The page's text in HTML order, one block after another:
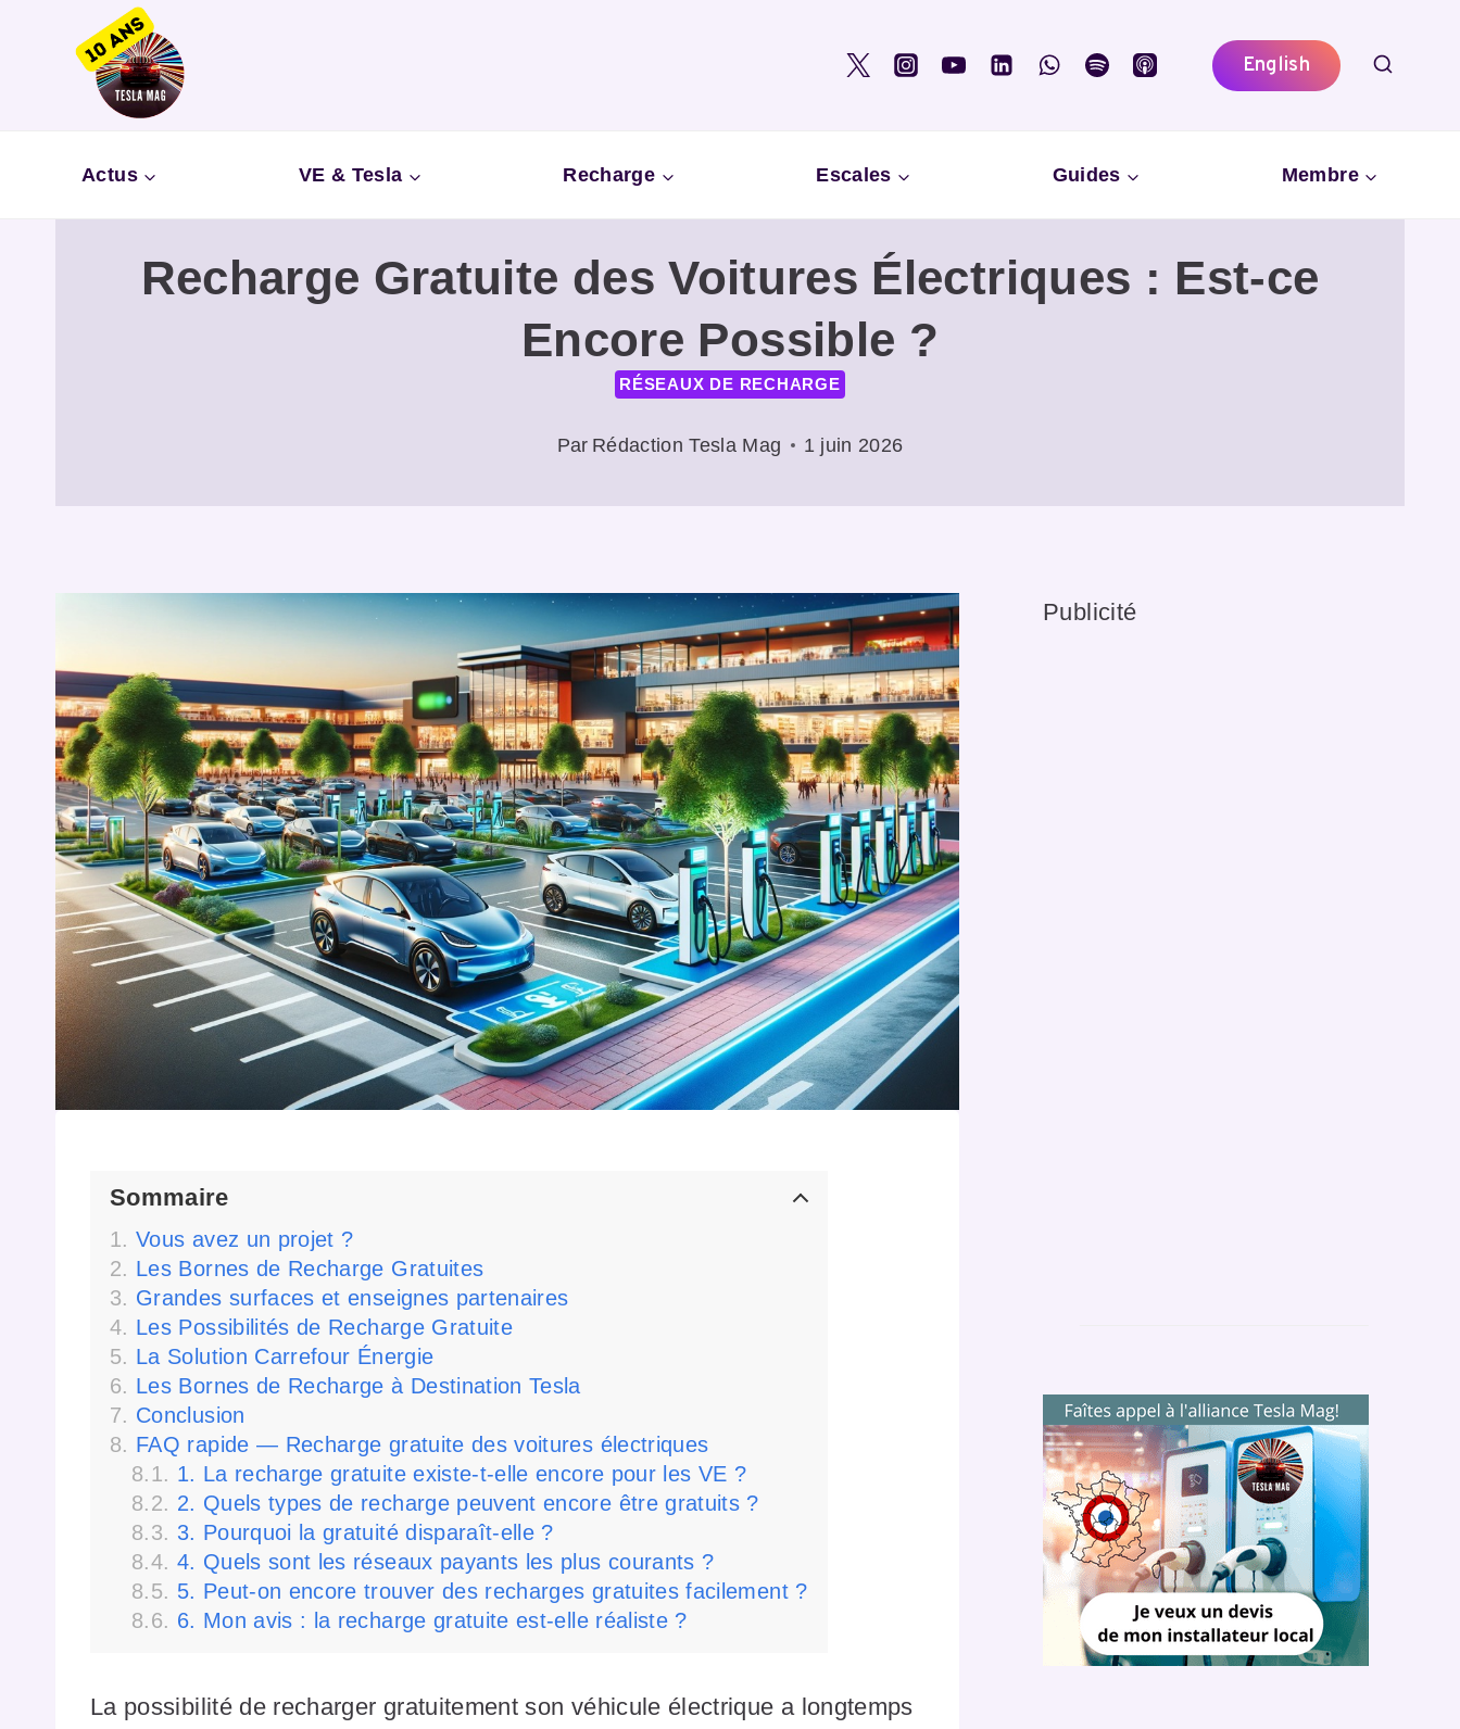
English
Actus VE & Tesla Recharge Escales Guides Membre
Recharge Gratuite des Voitures Électriques : Est-ce
Encore Possible ?
RÉSEAUX DE RECHARGE
Par Rédaction Tesla Mag 1 juin 2026
Sommaire
Vous avez un projet ?
Les Bornes de Recharge Gratuites
Grandes surfaces et enseignes partenaires
Les Possibilités de Recharge Gratuite
La Solution Carrefour Énergie
Les Bornes de Recharge à Destination Tesla
Conclusion
FAQ rapide — Recharge gratuite des voitures électriques
1. La recharge gratuite existe-t-elle encore pour les VE ?
2. Quels types de recharge peuvent encore être gratuits ?
3. Pourquoi la gratuité disparaît-elle ?
4. Quels sont les réseaux payants les plus courants ?
5. Peut-on encore trouver des recharges gratuites facilement ?
6. Mon avis : la recharge gratuite est-elle réaliste ?
La possibilité de recharger gratuitement son véhicule électrique a longtemps
Publicité